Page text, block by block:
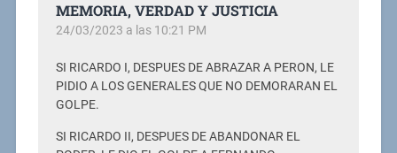
MEMORIA, VERDAD Y JUSTICIA
24/03/2023 a las 10:21 PM
SI RICARDO I, DESPUES DE ABRAZAR A PERON, LE
PIDIO A LOS GENERALES QUE NO DEMORARAN EL
GOLPE.
SI RICARDO II, DESPUES DE ABANDONAR EL